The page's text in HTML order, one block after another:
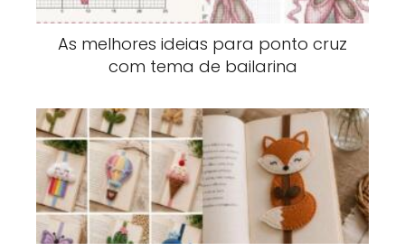
As melhores ideias para ponto cruz
com tema de bailarina